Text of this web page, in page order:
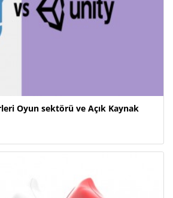
Oyun sektörü ve Açık Kaynak